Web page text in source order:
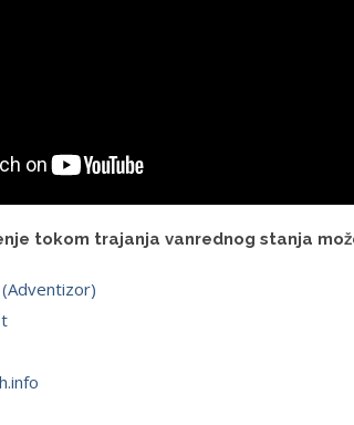
tokom trajanja vanrednog stanja